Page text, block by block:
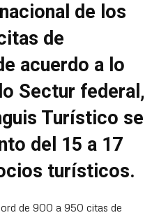
de los
de
acuerdo a lo
Sectur federal,
Turístico se
del 15 a 17
turísticos.
de 900 a 950 citas de